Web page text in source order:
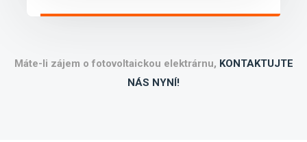
Máte-li zájem o fotovoltaickou elektrárnu, KONTAKTUJTE
NÁS NYNÍ!